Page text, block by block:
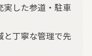
実した参道・駐車
と丁寧な管理で先